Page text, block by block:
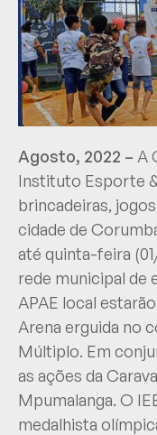
Agosto, 2022 – A
Instituto Esporte
brincadeiras,
cidade de
até quinta-feira
rede municipal de
APAE local
Arena erguida no
Múltiplo. Em
as ações da
Mpumalanga. O
medalhista